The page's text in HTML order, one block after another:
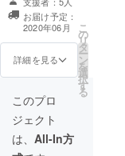
す) ス
タッフ
より、
お礼の
メール
ただき
ます。
※ご支援
をして
いただ
です
S/M/L/X
Lの展開
支援時
にご希
望のサ
イズを
お選び
くださ
い) (お
受け渡
しの際
指定していただ
けます) スタッフ
より、お礼の
メールも送らせ
ていただきま
す。 ※ご支援を
していただく際
に『上乗せ支
援』をすること
ができます。 宜
しければ、リ
本チケットの使
用で入場料のみ
提供 店内滞在
時間は無制限)
(お受け渡しの際
す) スタッフよ
り、お礼のメー
ルも送らせてい
ただきます。 ※
ご支援をしてい
お届け予定：
2020年06月
詳細を見る
こ
の
リ
タ
ー
ン
を
選
択
す
る
このプロ
ジェクト
は、 All-In方